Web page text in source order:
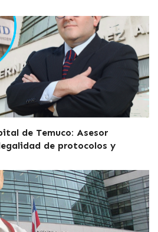
de Temuco: Asesor
de protocolos y